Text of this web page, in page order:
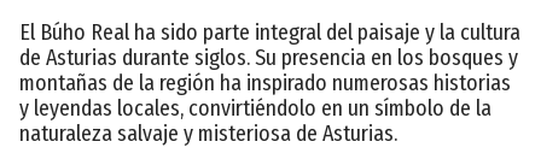
El Búho Real ha sido parte integral del paisaje y la cultura
de Asturias durante siglos. Su presencia en los bosques y
montañas de la región ha inspirado numerosas historias
y leyendas locales, convirtiéndolo en un símbolo de la
naturaleza salvaje y misteriosa de Asturias.